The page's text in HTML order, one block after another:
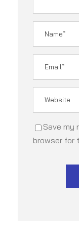
Save my
browser for